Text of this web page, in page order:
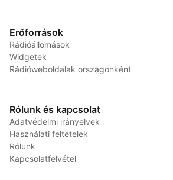
Erőforrások
Rádióállomások
Widgetek
Rádióweboldalak országonként
Rólunk és kapcsolat
Adatvédelmi irányelvek
Használati feltételek
Rólunk
Kapcsolatfelvétel